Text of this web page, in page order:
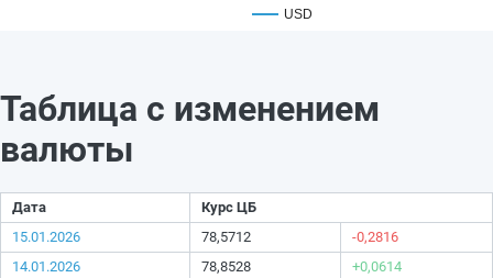
USD
Таблица с изменением
валюты
Дата
Курс ЦБ
15.01.2026
78,5712
-0,2816
14.01.2026
78,8528
+0,0614